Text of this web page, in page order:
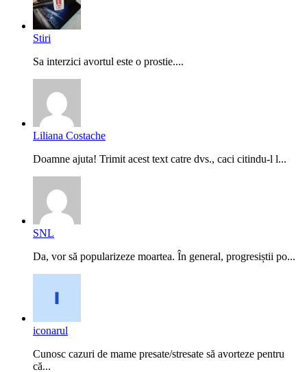
Stiri
Sa interzici avortul este o prostie....
Liliana Costache
Doamne ajuta! Trimit acest text catre dvs., caci citindu-l l...
SNL
Da, vor să popularizeze moartea. În general, progresiștii po...
iconarul
Cunosc cazuri de mame presate/stresate să avorteze pentru
că...